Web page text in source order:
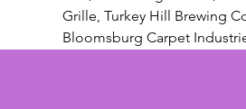
Grille, Turkey Hill Brewing
Bloomsburg Carpet